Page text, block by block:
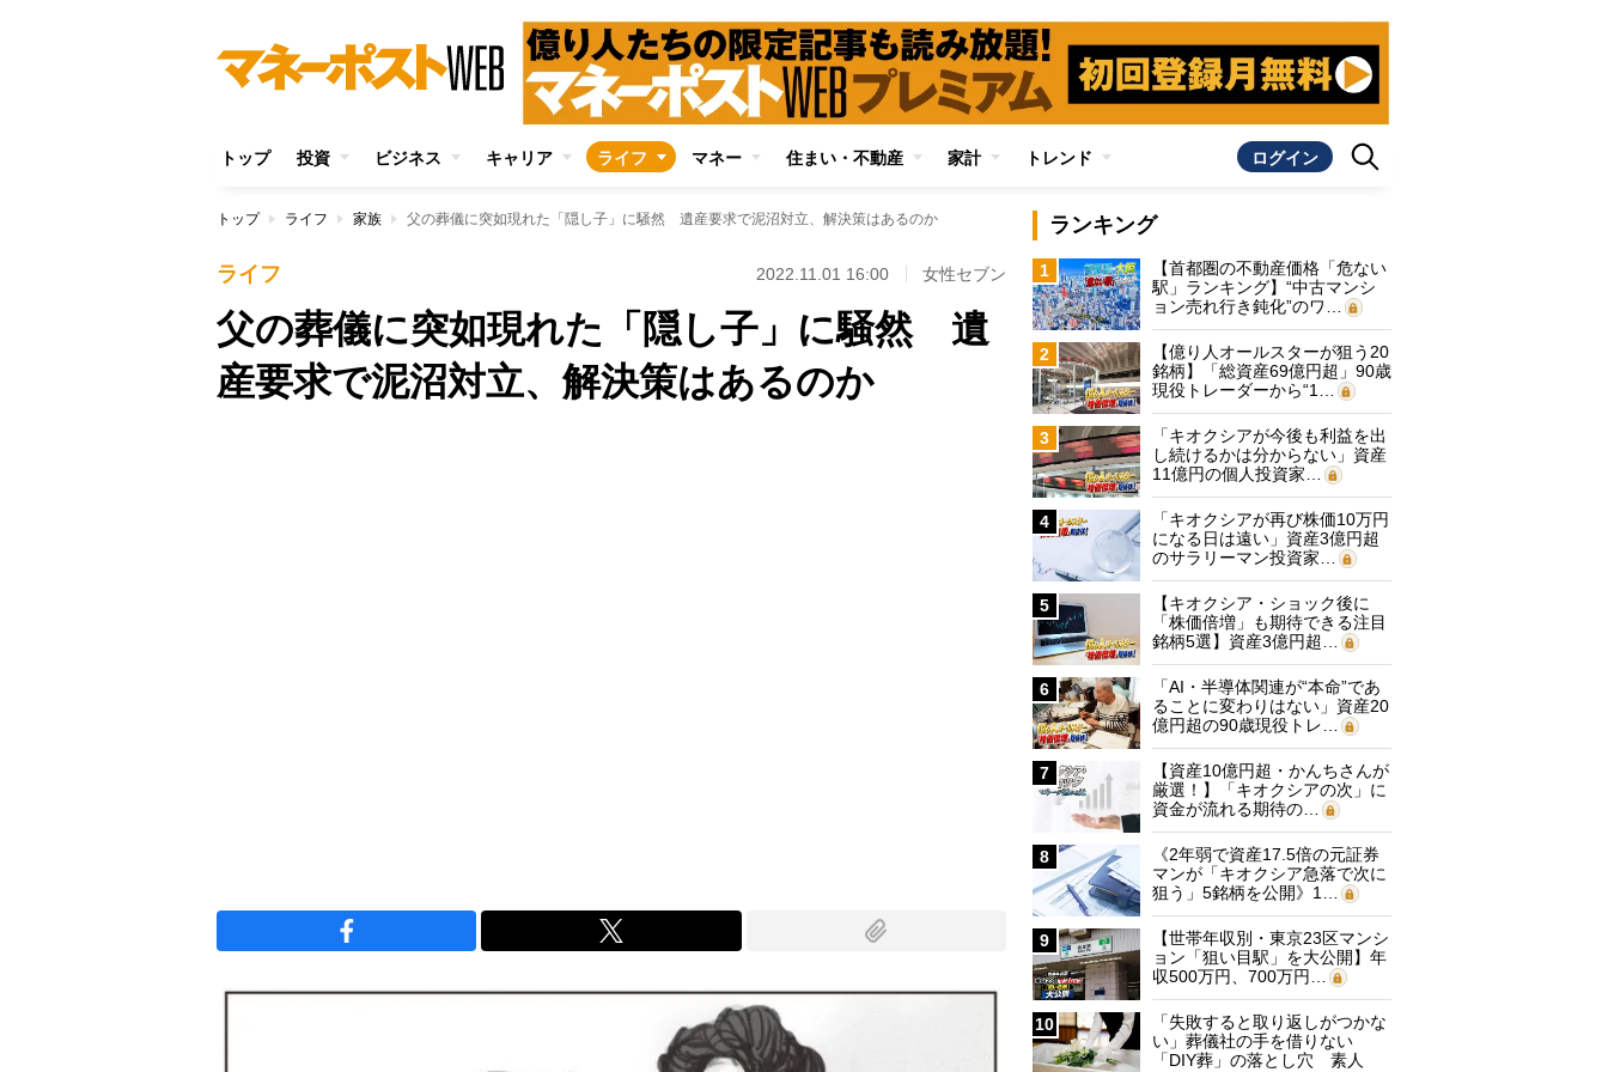
トップ 投資 ビジネス キャリア ライフ マネー 住まい・不動産 家計 トレンド ログイン
トップ ライフ 家族 父の葬儀に突如現れた「隠し子」に騒然 遺産要求で泥沼対立、解決策はあるのか
ライフ 2022.11.01 16:00 女性セブン
父の葬儀に突如現れた「隠し子」に騒然 遺
産要求で泥沼対立、解決策はあるのか
ランキング
1
【首都圏の不動産価格「危ない
駅」ランキング】“中古マンシ
ョン売れ行き鈍化”のワ…
2
【億り人オールスターが狙う20
銘柄】「総資産69億円超」90歳
現役トレーダーから“1…
3
「キオクシアが今後も利益を出
し続けるかは分からない」資産
11億円の個人投資家…
4
「キオクシアが再び株価10万円
になる日は遠い」資産3億円超
のサラリーマン投資家…
5
【キオクシア・ショック後に
「株価倍増」も期待できる注目
銘柄5選】資産3億円超…
6
「AI・半導体関連が“本命”であ
ることに変わりはない」資産20
億円超の90歳現役トレ…
7
【資産10億円超・かんちさんが
厳選！】「キオクシアの次」に
資金が流れる期待の…
8
《2年弱で資産17.5倍の元証券
マンが「キオクシア急落で次に
狙う」5銘柄を公開》1…
9
【世帯年収別・東京23区マンシ
ョン「狙い目駅」を大公開】年
収500万円、700万円…
10
「失敗すると取り返しがつかな
い」葬儀社の手を借りない
「DIY葬」の落とし穴 素人